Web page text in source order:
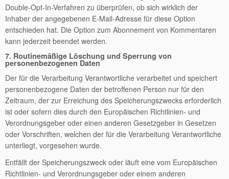
Double-Opt-In-Verfahren zu überprüfen, ob sich wirklich der
Inhaber der angegebenen E-Mail-Adresse für diese Option
entschieden hat. Die Option zum Abonnement von Kommentaren
kann jederzeit beendet werden.
7. Routinemäßige Löschung und Sperrung von
personenbezogenen Daten
Der für die Verarbeitung Verantwortliche verarbeitet und speichert
personenbezogene Daten der betroffenen Person nur für den
Zeitraum, der zur Erreichung des Speicherungszwecks erforderlich
ist oder sofern dies durch den Europäischen Richtlinien- und
Verordnungsgeber oder einen anderen Gesetzgeber in Gesetzen
oder Vorschriften, welchen der für die Verarbeitung Verantwortliche
unterliegt, vorgesehen wurde.
Entfällt der Speicherungszweck oder läuft eine vom Europäischen
Richtlinien- und Verordnungsgeber oder einem anderen